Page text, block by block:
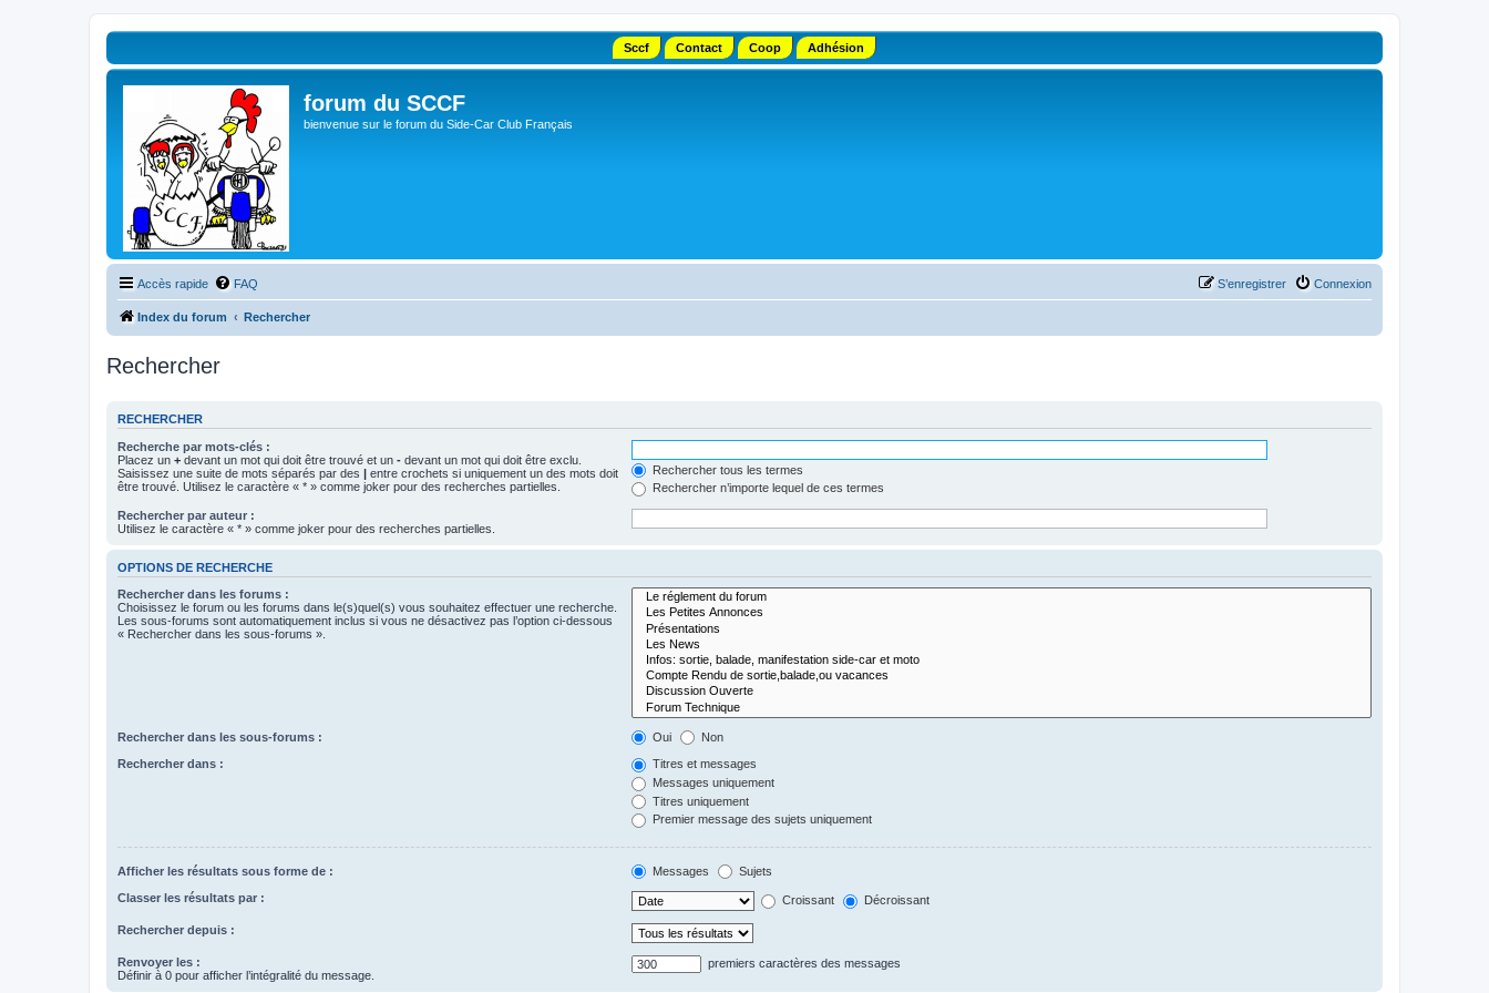
Sccf Contact Coop Adhésion
forum du SCCF
bienvenue sur le forum du Side-Car Club Français
Accès rapide FAQ Connexion
S’enregistrer
Index du forum Rechercher
Rechercher
RECHERCHER
Recherche par mots-clés :
Placez un + devant un mot qui doit être trouvé et un - devant un mot qui doit être exclu.
Saisissez une suite de mots séparés par des | entre crochets si uniquement un des mots doit
être trouvé. Utilisez le caractère « * » comme joker pour des recherches partielles.
Rechercher tous les termes
Rechercher n’importe lequel de ces termes
Rechercher par auteur :
Utilisez le caractère « * » comme joker pour des recherches partielles.
OPTIONS DE RECHERCHE
Rechercher dans les forums :
Choisissez le forum ou les forums dans le(s)quel(s) vous souhaitez effectuer une recherche.
Les sous-forums sont automatiquement inclus si vous ne désactivez pas l’option ci-dessous
« Rechercher dans les sous-forums ».
Rechercher dans les sous-forums : Oui Non
Rechercher dans :
Titres et messages
Messages uniquement
Titres uniquement
Premier message des sujets uniquement
Afficher les résultats sous forme de : Messages Sujets
Classer les résultats par : Croissant Décroissant
Rechercher depuis :
Renvoyer les :
Définir à 0 pour afficher l’intégralité du message.
premiers caractères des messages